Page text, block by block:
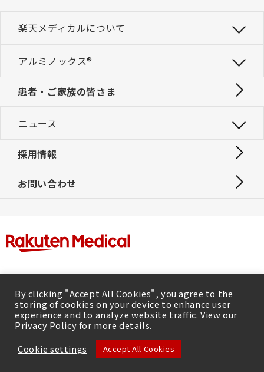
楽天メディカルについて
アルミノックス®
患者・ご家族の皆さま
ニュース
採用情報
お問い合わせ
利用規約|プライバシーポリシー
© Rakuten Medical Inc. 2026, All rights reserved.
By clicking "Accept All Cookies", you agree to the
storing of cookies on your device to enhance user
experience and to analyze website traffic. View our
Privacy Policyfor more details.
Cookie settings
Accept All Cookies